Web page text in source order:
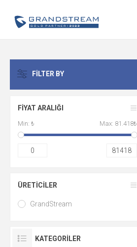
FILTER BY
FIYAT ARALIĞI
Min: ₺ Max: 81.418₺
0 81418
ÜRETICILER
GrandStream
KATEGORILER